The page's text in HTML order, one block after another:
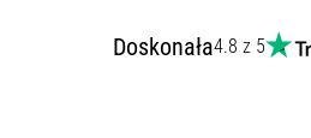
Doskonała4.8 z 5